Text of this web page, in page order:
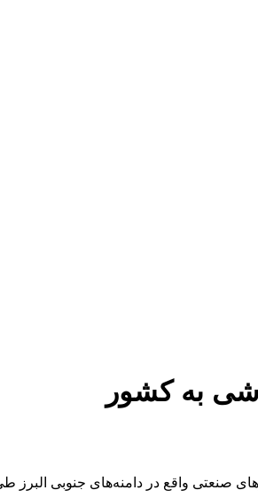
صنعتی واقع در دامنه‌های جنوبی البرز